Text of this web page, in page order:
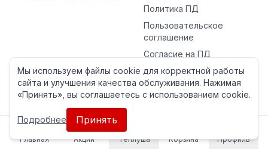
Политика ПД
Пользовательское
соглашение
Согласие на ПД
Согласие на рекламу
2026
Мы используем файлы cookie для корректной работы
сайта и улучшения качества обслуживания. Нажимая
«Принять», вы соглашаетесь с использованием cookie.
Подробнее Принять
Главная Акции Теплуша Корзина Профиль